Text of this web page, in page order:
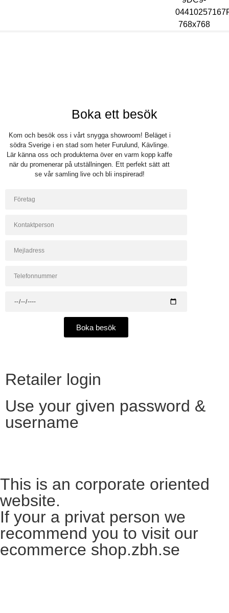
Boka ett besök
Kom och besök oss i vårt snygga showroom! Beläget i
södra Sverige i en stad som heter Furulund, Kävlinge.
Lär känna oss och produkterna över en varm kopp kaffe
när du promenerar på utställningen. Ett perfekt sätt att
se vår samling live och bli inspirerad!
Boka besök
Retailer login
Use your given password &
username
This is an corporate oriented
website.
If your a privat person we
recommend you to visit our
ecommerce shop.zbh.se